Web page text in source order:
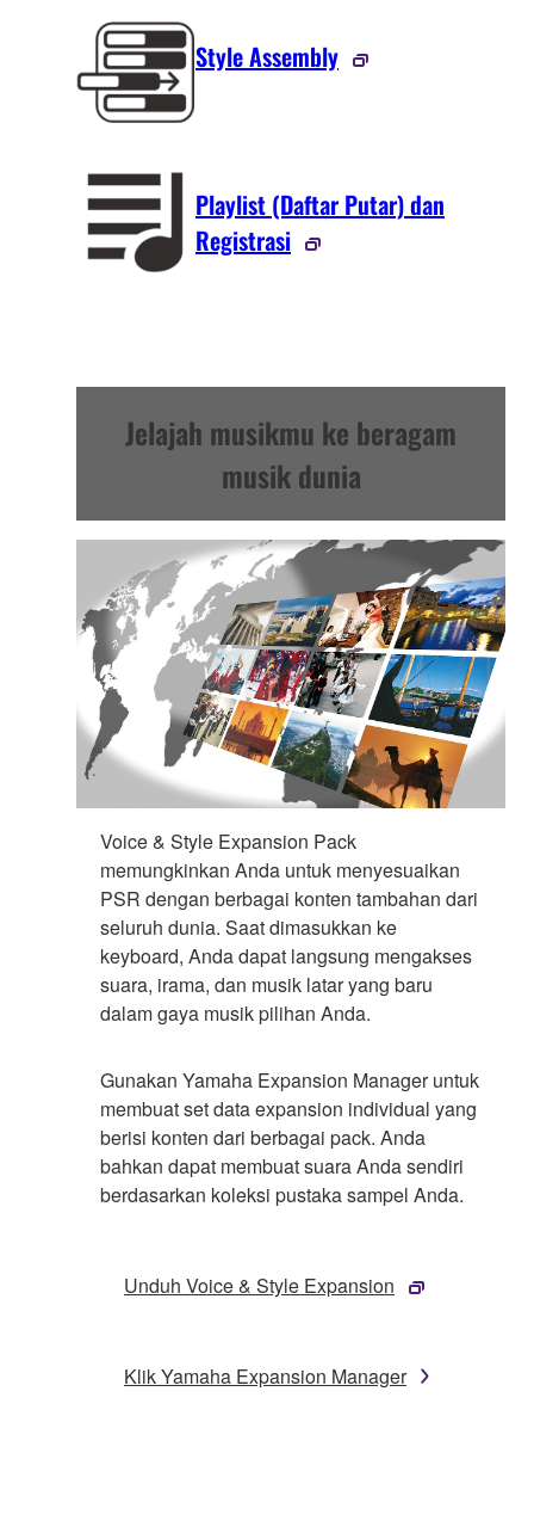
Style Assembly
Playlist (Daftar Putar) dan
Registrasi
Jelajah musikmu ke beragam
musik dunia
Voice & Style Expansion Pack
memungkinkan Anda untuk menyesuaikan
PSR dengan berbagai konten tambahan dari
seluruh dunia. Saat dimasukkan ke
keyboard, Anda dapat langsung mengakses
suara, irama, dan musik latar yang baru
dalam gaya musik pilihan Anda.
Gunakan Yamaha Expansion Manager untuk
membuat set data expansion individual yang
berisi konten dari berbagai pack. Anda
bahkan dapat membuat suara Anda sendiri
berdasarkan koleksi pustaka sampel Anda.
Unduh Voice & Style Expansion
Klik Yamaha Expansion Manager